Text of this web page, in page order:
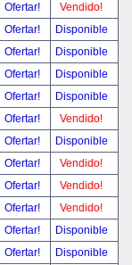
Ofertar!
Vendido!
Ofertar!
Disponible
Ofertar!
Disponible
Ofertar!
Disponible
Ofertar!
Disponible
Ofertar!
Vendido!
Ofertar!
Disponible
Ofertar!
Vendido!
Ofertar!
Vendido!
Ofertar!
Vendido!
Ofertar!
Disponible
Ofertar!
Disponible